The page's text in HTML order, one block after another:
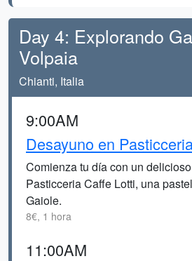
Day 4: Explorando
Volpaia
Chianti, Italia
9:00AM
Desayuno en
Comienza tu día con un
Pasticceria Caffe Lotti, una
Gaiole.
8€, 1 hora
11:00AM